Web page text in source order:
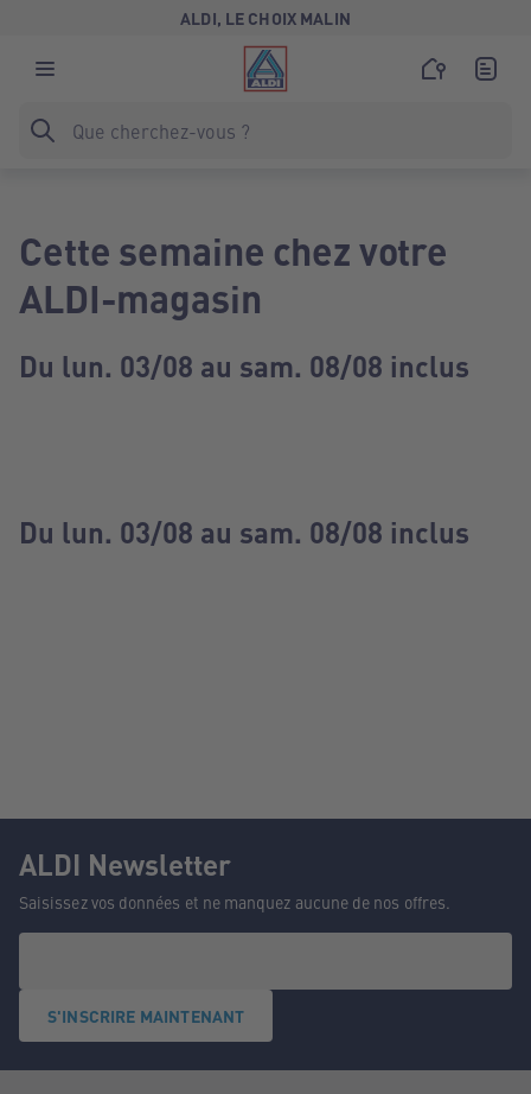
ALDI, LE CHOIX MALIN
Cette semaine chez votre
ALDI-magasin
Du lun. 03/08 au sam. 08/08 inclus
Du lun. 03/08 au sam. 08/08 inclus
ALDI Newsletter
Saisissez vos données et ne manquez aucune de nos offres.
S'INSCRIRE MAINTENANT